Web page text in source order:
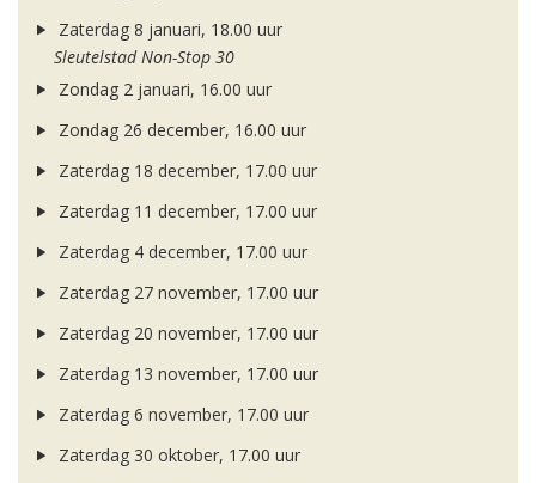
Zaterdag 8 januari, 18.00 uur
Sleutelstad Non-Stop 30
Zondag 2 januari, 16.00 uur
Zondag 26 december, 16.00 uur
Zaterdag 18 december, 17.00 uur
Zaterdag 11 december, 17.00 uur
Zaterdag 4 december, 17.00 uur
Zaterdag 27 november, 17.00 uur
Zaterdag 20 november, 17.00 uur
Zaterdag 13 november, 17.00 uur
Zaterdag 6 november, 17.00 uur
Zaterdag 30 oktober, 17.00 uur